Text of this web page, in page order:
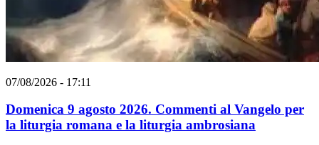
07/08/2026 - 17:11
Domenica 9 agosto 2026. Commenti al Vangelo per
la liturgia romana e la liturgia ambrosiana